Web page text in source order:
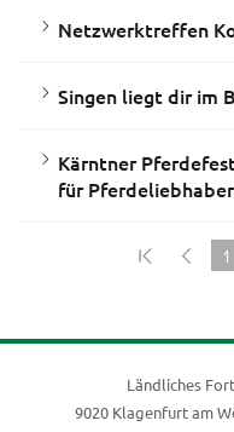
Netzwerktreffen
Singen liegt dir im
Kärntner
für
1
Ländliches
9020 Klagenfurt am